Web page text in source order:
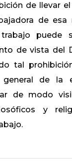
de llevar
de esa
puede
de vista del
tal
general de la
de modo
y